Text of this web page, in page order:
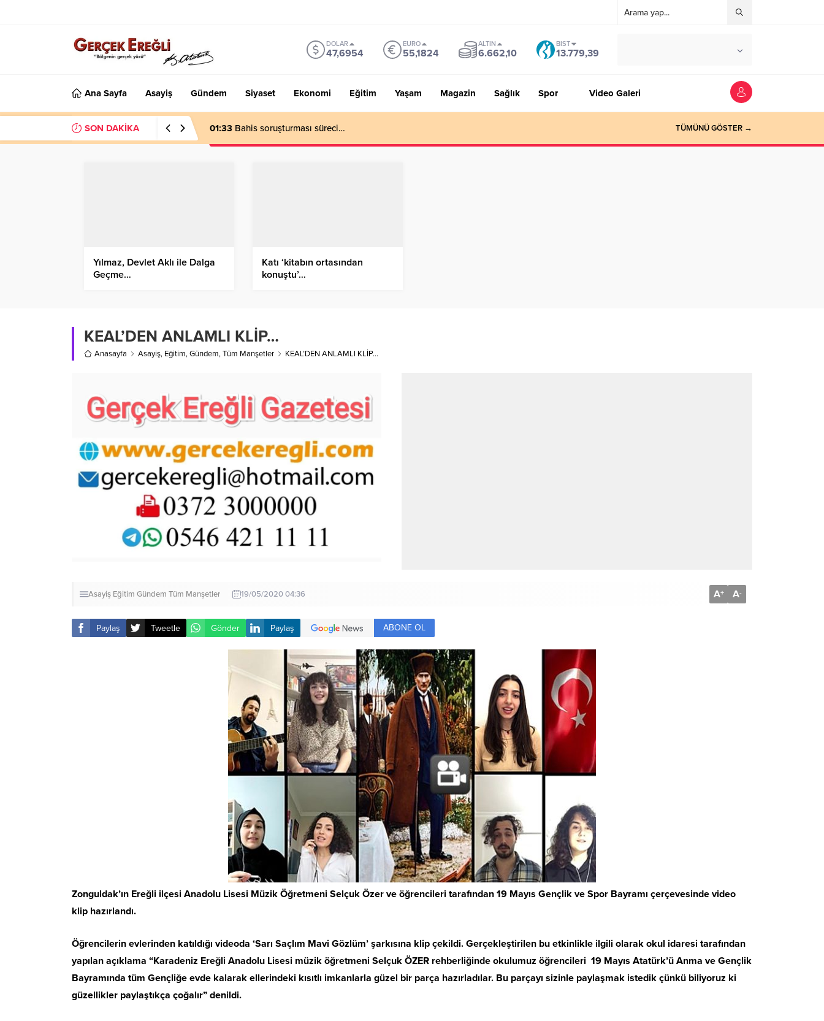
DOLAR
47,6954
EURO
55,1824
ALTIN
6.662,10
BIST
13.779,39
Ana Sayfa Asayiş Gündem Siyaset Ekonomi Eğitim Yaşam Magazin Sağlık Spor Video Galeri
SON DAKİKA 01:33 Bahis soruşturması süreci… TÜMÜNÜ GÖSTER →
Yılmaz, Devlet Aklı ile Dalga
Geçme…
Katı ‘kitabın ortasından
konuştu’…
KEAL’DEN ANLAMLI KLİP…
Anasayfa Asayiş, Eğitim,Gündem,Tüm Manşetler KEAL’DEN ANLAMLI KLİP…
Asayiş Eğitim Gündem Tüm Manşetler 19/05/2020 04:36 A+ A-
Paylaş Tweetle Gönder Paylaş ABONE OL
Zonguldak’ın Ereğli ilçesi Anadolu Lisesi Müzik Öğretmeni Selçuk Özer ve öğrencileri tarafından 19 Mayıs Gençlik ve Spor Bayramı çerçevesinde video
klip hazırlandı.
Öğrencilerin evlerinden katıldığı videoda ‘Sarı Saçlım Mavi Gözlüm’ şarkısına klip çekildi. Gerçekleştirilen bu etkinlikle ilgili olarak okul idaresi tarafından
yapılan açıklama “Karadeniz Ereğli Anadolu Lisesi müzik öğretmeni Selçuk ÖZER rehberliğinde okulumuz öğrencileri 19 Mayıs Atatürk’ü Anma ve Gençlik
Bayramında tüm Gençliğe evde kalarak ellerindeki kısıtlı imkanlarla güzel bir parça hazırladılar. Bu parçayı sizinle paylaşmak istedik çünkü biliyoruz ki
güzellikler paylaştıkça çoğalır” denildi.